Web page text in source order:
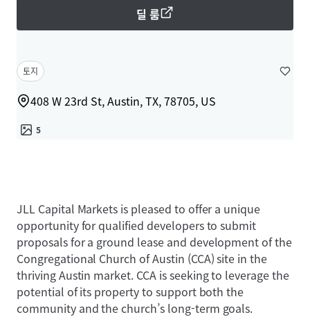
딜 룸
토지
408 W 23rd St, Austin, TX, 78705, US
5
JLL Capital Markets is pleased to offer a unique
opportunity for qualified developers to submit
proposals for a ground lease and development of the
Congregational Church of Austin (CCA) site in the
thriving Austin market. CCA is seeking to leverage the
potential of its property to support both the
community and the church’s long-term goals.